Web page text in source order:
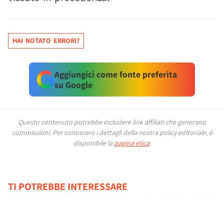
HAI NOTATO ERRORI?
Aggiungici come fonte preferita
su Google
Questo contenuto potrebbe includere link affiliati che generano
commissioni. Per conoscere i dettagli della nostra policy editoriale, è
disponibile la pagina etica.
TI POTREBBE INTERESSARE